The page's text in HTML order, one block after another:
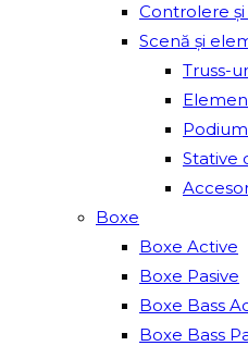
Controlere
Scenă și
Truss-
Stative
Boxe
Boxe Active
Boxe Pasive
Boxe Bass
Boxe Bass